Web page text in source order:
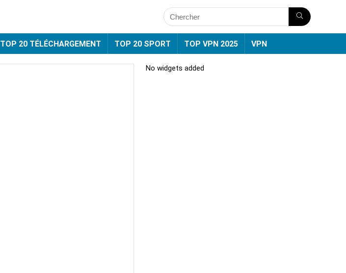
TOP 20 TÉLÉCHARGEMENT TOP 20 SPORT TOP VPN 2025 VPN
No widgets added